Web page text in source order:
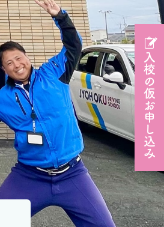
入校の仮お申し込み